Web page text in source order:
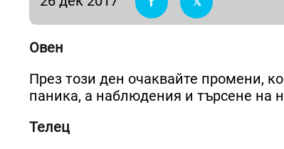
Овен
През този ден очаквайте промени,
паника, а наблюдения и търсене на
Телец